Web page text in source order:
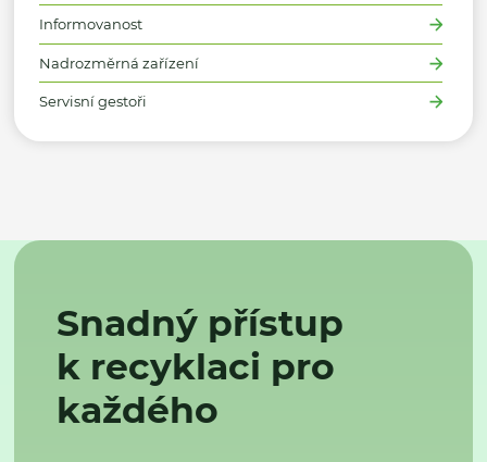
Informovanost
Nadrozměrná zařízení
Servisní gestoři
Snadný přístup
k recyklaci pro
každého